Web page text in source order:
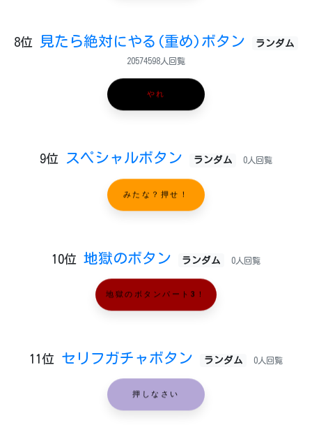
8位 見たら絶対にやる(重め)ボタン ランダム
20574598人回覧
やれ
9位 スペシャルボタン ランダム 0人回覧
みたな？押せ！
10位 地獄のボタン ランダム 0人回覧
地獄のボタンパート3！
11位 セリフガチャボタン ランダム 0人回覧
押しなさい